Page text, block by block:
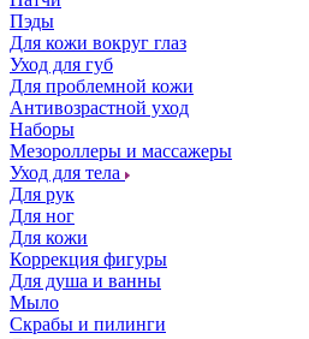
Пэды
Для кожи вокруг глаз
Уход для губ
Для проблемной кожи
Антивозрастной уход
Наборы
Мезороллеры и массажеры
Уход для тела
Для рук
Для ног
Для кожи
Коррекция фигуры
Для душа и ванны
Мыло
Скрабы и пилинги